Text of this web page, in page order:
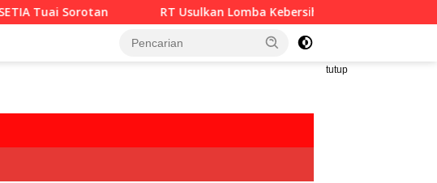
RT Usulkan Lomba Kebersihan Berhadiah Partisipasi Pemerintah
tutup